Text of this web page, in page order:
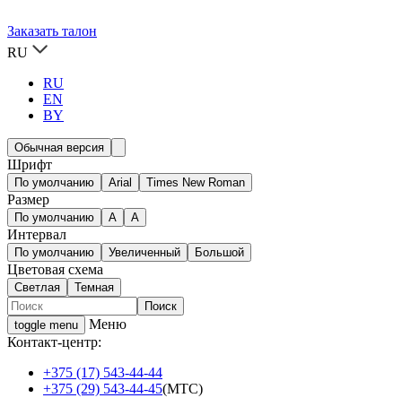
Заказать талон
RU
RU
EN
BY
Обычная версия
Шрифт
По умолчанию Arial Times New Roman
Размер
По умолчанию A A
Интервал
По умолчанию Увеличенный Большой
Цветовая схема
Светлая Темная
toggle menu
Меню
Контакт-центр:
+375 (17) 543-44-44
+375 (29) 543-44-45(МТС)